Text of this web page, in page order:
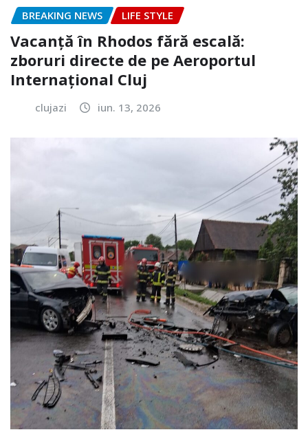
BREAKING NEWS LIFE STYLE
Vacanță în Rhodos fără escală:
zboruri directe de pe Aeroportul
Internațional Cluj
clujazi iun. 13, 2026